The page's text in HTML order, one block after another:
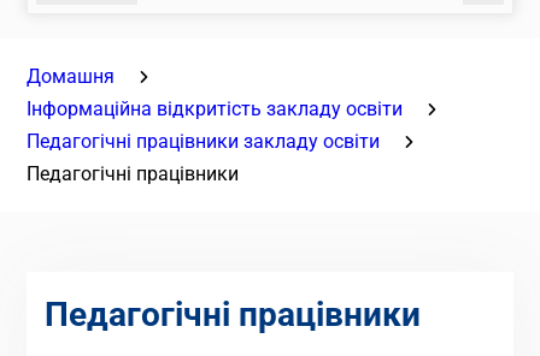
Домашня
Інформаційна відкритість закладу освіти
Педагогічні працівники закладу освіти
Педагогічні працівники
Педагогічні працівники